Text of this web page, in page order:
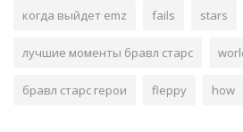
когда выйдет emz fails stars
лучшие моменты бравл старс
бравл старс герои fleppy how